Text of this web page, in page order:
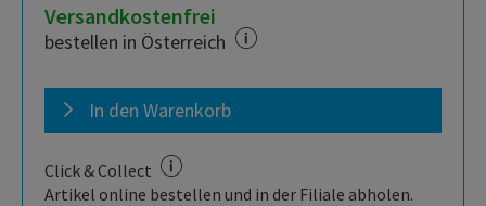
Versandkostenfrei
bestellen in Österreich
In den Warenkorb
Click & Collect
Artikel online bestellen und in der Filiale abholen.